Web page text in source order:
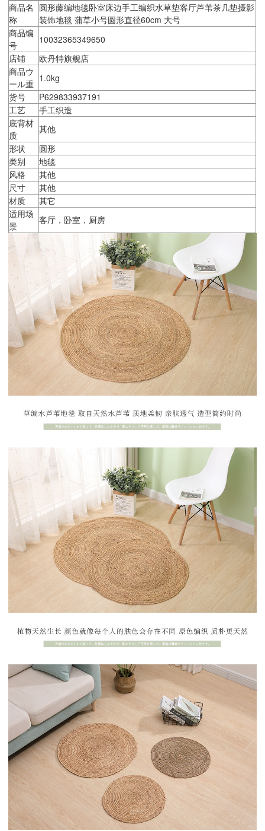
商品名
称
圆形藤编地毯卧室床边手工编织水草垫客厅芦苇茶几垫摄影
装饰地毯 蒲草小号圆形直径60cm 大号
商品编
号
10032365349650
店铺
欧丹特旗舰店
商品ウ
ール重 1.0kg
货号
P629833937191
工艺
手工织造
底背材
质
其他
形状
圆形
类别
地毯
风格
其他
尺寸
其他
材质
其它
适用场
景
客厅，卧室，厨房